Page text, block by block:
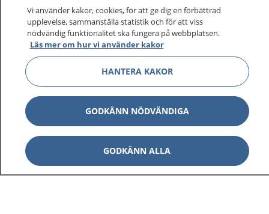
1177–tryggt om din hälsa och vård
På 1177.se får du råd om hälsa och information om
sjukdomar och vilka mottagningar du kan kontakta.
Logga in för att läsa din journal och göra dina
sjukvårdsrådgivning dygnet runt.
1177 ger dig råd när du vill må bättre.
Vi använder kakor, cookies, för att ge dig en förbättrad
upplevelse, sammanställa statistik och för att viss
nödvändig funktionalitet ska fungera på webbplatsen.
Läs mer om hur vi använder kakor
HANTERA KAKOR
GODKÄNN NÖDVÄNDIGA
GODKÄNN ALLA